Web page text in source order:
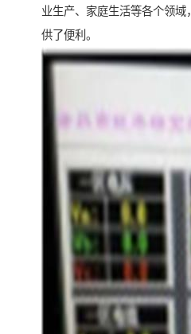
业生产、家庭生活等各个领
供了便利。